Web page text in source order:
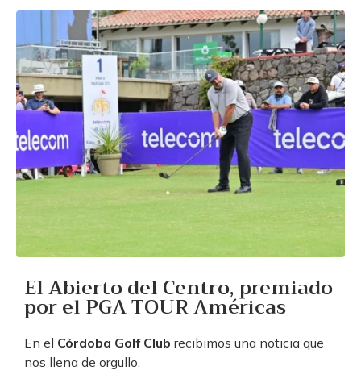
El Abierto del Centro, premiado
por el PGA TOUR Américas
En el Córdoba Golf Club recibimos una noticia que
nos llena de orgullo.